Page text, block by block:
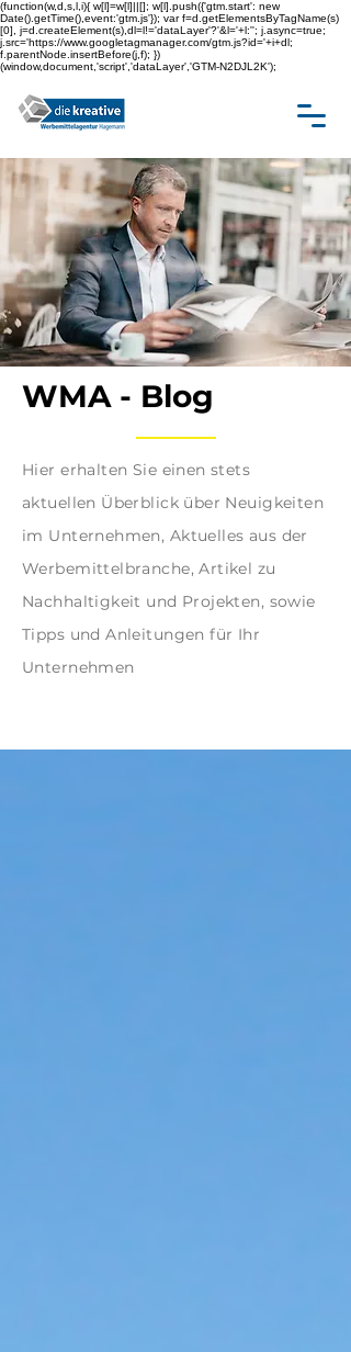
(function(w,d,s,l,i){ w[l]=w[l]||[]; w[l].push({'gtm.start': new
Date().getTime(),event:'gtm.js'}); var f=d.getElementsByTagName(s)
[0], j=d.createElement(s),dl=l!='dataLayer'?'&l='+l:''; j.async=true;
j.src='https://www.googletagmanager.com/gtm.js?id='+i+dl;
f.parentNode.insertBefore(j,f); })
(window,document,'script','dataLayer','GTM-N2DJL2K');
WMA - Blog
Hier erhalten Sie einen stets
aktuellen Überblick über Neuigkeiten
im Unternehmen, Aktuelles aus der
Werbemittelbranche, Artikel zu
Nachhaltigkeit und Projekten, sowie
Tipps und Anleitungen für Ihr
Unternehmen